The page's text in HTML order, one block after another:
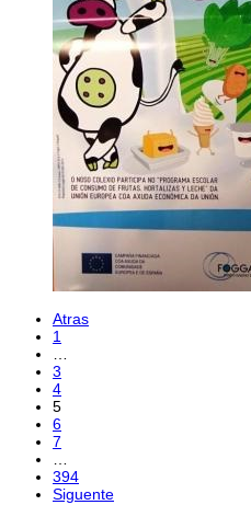
Atras
1
…
3
4
5
6
7
…
394
Siguente